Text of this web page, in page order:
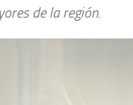
de la región.